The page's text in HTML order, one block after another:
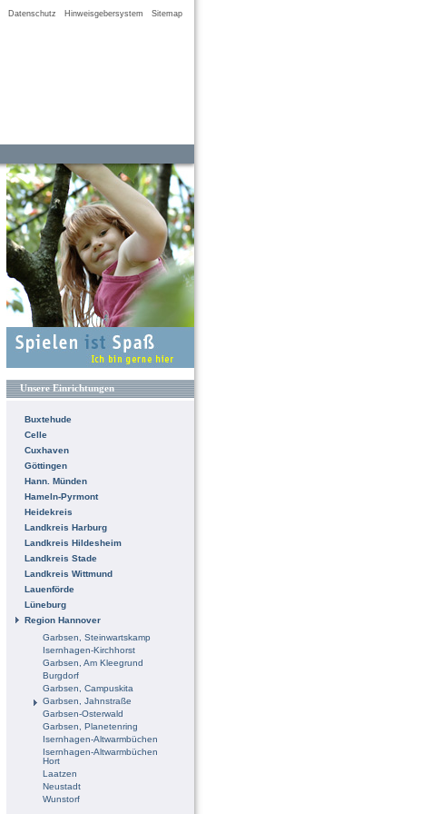
Datenschutz Hinweisgebersystem Sitemap
Unsere Einrichtungen
Buxtehude
Celle
Cuxhaven
Göttingen
Hann. Münden
Hameln-Pyrmont
Heidekreis
Landkreis Harburg
Landkreis Hildesheim
Landkreis Stade
Landkreis Wittmund
Lauenförde
Lüneburg
Region Hannover
Garbsen, Steinwartskamp
Isernhagen-Kirchhorst
Garbsen, Am Kleegrund
Burgdorf
Garbsen, Campuskita
Garbsen, Jahnstraße
Garbsen-Osterwald
Garbsen, Planetenring
Isernhagen-Altwarmbüchen
Isernhagen-Altwarmbüchen
Hort
Laatzen
Neustadt
Wunstorf